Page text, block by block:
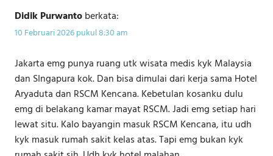
Didik Purwantoberkata:
10 Februari 2026 pukul 8:30 am
Jakarta emg punya ruang utk wisata medis kyk Malaysia
dan SIngapura kok. Dan bisa dimulai dari kerja sama Hotel
Aryaduta dan RSCM Kencana. Kebetulan kosanku dulu
emg di belakang kamar mayat RSCM. Jadi emg setiap hari
lewat situ. Kalo bayangin masuk RSCM Kencana, itu udh
kyk masuk rumah sakit kelas atas. Tapi emg bukan kyk